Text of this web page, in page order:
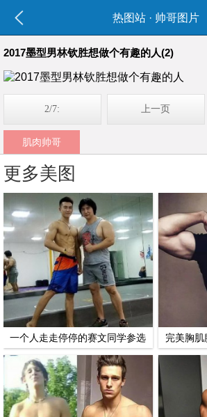
热图站· 帅哥图片
2017墨型男林钦胜想做个有趣的人(2)
2/7: 上一页
肌肉帅哥
更多美图
一个人走走停停的赛文同学参选
2017墨型男选拔
完美胸